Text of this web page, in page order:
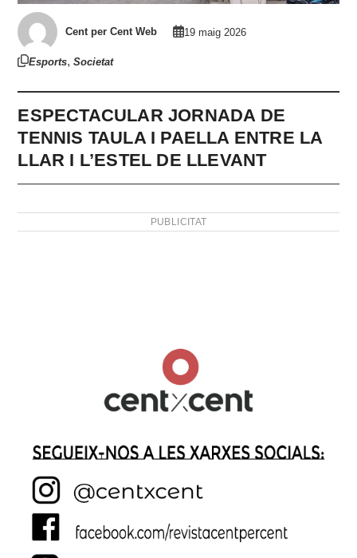
Cent per Cent Web 19 maig 2026
Esports,Societat
ESPECTACULAR JORNADA DE
TENNIS TAULA I PAELLA ENTRE LA
LLAR I L’ESTEL DE LLEVANT
PUBLICITAT